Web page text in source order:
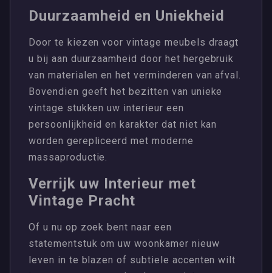
Duurzaamheid en Uniekheid
Door te kiezen voor vintage meubels draagt
u bij aan duurzaamheid door het hergebruik
van materialen en het verminderen van afval.
Bovendien geeft het bezitten van unieke
vintage stukken uw interieur een
persoonlijkheid en karakter dat niet kan
worden gerepliceerd met moderne
massaproductie.
Verrijk uw Interieur met
Vintage Pracht
Of u nu op zoek bent naar een
statementstuk om uw woonkamer nieuw
leven in te blazen of subtiele accenten wilt